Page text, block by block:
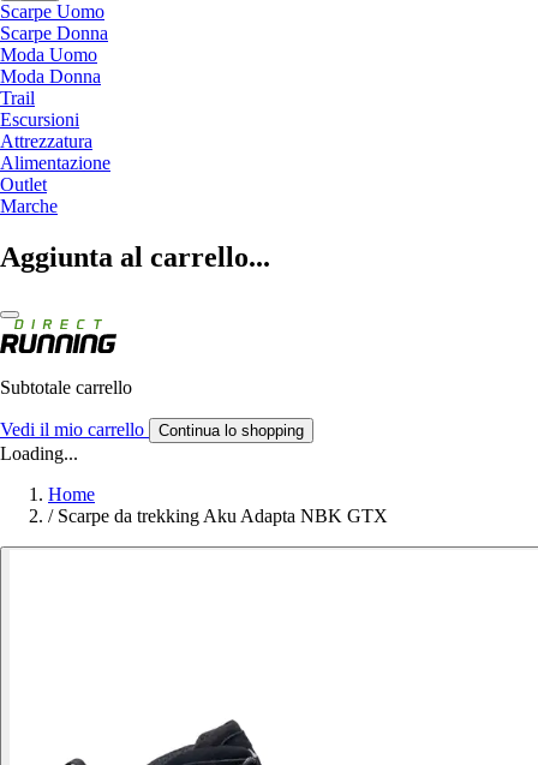
Scarpe Uomo
Scarpe Donna
Moda Uomo
Moda Donna
Trail
Escursioni
Attrezzatura
Alimentazione
Outlet
Marche
Aggiunta al carrello...
Subtotale carrello
Vedi il mio carrello Continua lo shopping
Loading...
Home
/ Scarpe da trekking Aku Adapta NBK GTX